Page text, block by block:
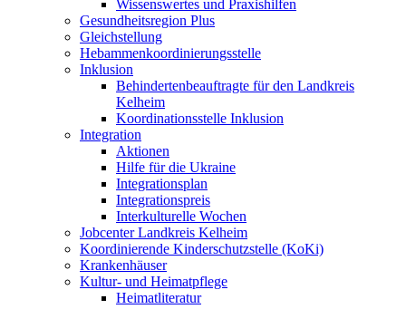
Wissenswertes und Praxishilfen
Gesundheitsregion Plus
Gleichstellung
Hebammenkoordinierungsstelle
Inklusion
Behindertenbeauftragte für den Landkreis
Kelheim
Koordinationsstelle Inklusion
Integration
Aktionen
Hilfe für die Ukraine
Integrationsplan
Integrationspreis
Interkulturelle Wochen
Jobcenter Landkreis Kelheim
Koordinierende Kinderschutzstelle (KoKi)
Krankenhäuser
Kultur- und Heimatpflege
Heimatliteratur